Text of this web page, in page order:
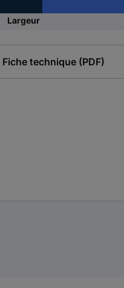
Largeur
Fiche technique (PDF)